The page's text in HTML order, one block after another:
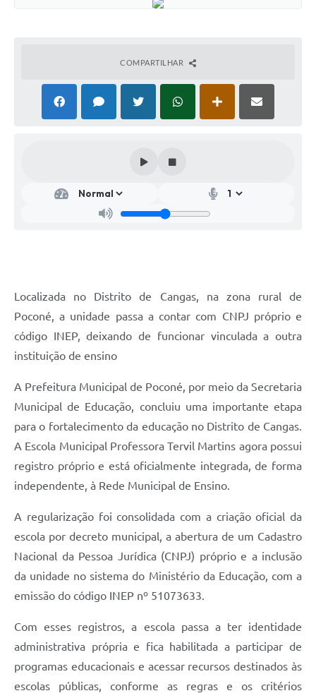
COMPARTILHAR
Localizada no Distrito de Cangas, na zona rural de
Poconé, a unidade passa a contar com CNPJ próprio e
código INEP, deixando de funcionar vinculada a outra
instituição de ensino
A Prefeitura Municipal de Poconé, por meio da Secretaria
Municipal de Educação, concluiu uma importante etapa
para o fortalecimento da educação no Distrito de Cangas.
A Escola Municipal Professora Tervil Martins agora possui
registro próprio e está oficialmente integrada, de forma
independente, à Rede Municipal de Ensino.
A regularização foi consolidada com a criação oficial da
escola por decreto municipal, a abertura de um Cadastro
Nacional da Pessoa Jurídica (CNPJ) próprio e a inclusão
da unidade no sistema do Ministério da Educação, com a
emissão do código INEP nº 51073633.
Com esses registros, a escola passa a ter identidade
administrativa própria e fica habilitada a participar de
programas educacionais e acessar recursos destinados às
escolas públicas, conforme as regras e os critérios